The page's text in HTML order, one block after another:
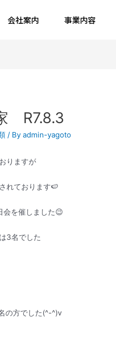
会社案内 事業内容
R7.8.3
/ Byadmin-yagoto
りますが
れております🍉
会を催しました😉
3名でした
の方でした(^-^)v